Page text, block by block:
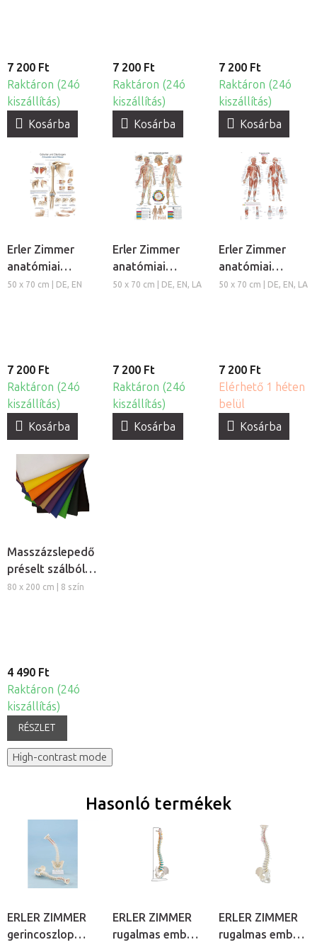
7 200 Ft
Raktáron (24ó
kiszállítás)
Kosárba
7 200 Ft
Raktáron (24ó
kiszállítás)
Kosárba
7 200 Ft
Raktáron (24ó
kiszállítás)
Kosárba
Erler Zimmer
anatómiai
poszter - Váll és
50 x 70 cm | DE, EN
7 200 Ft
Raktáron (24ó
kiszállítás)
Kosárba
Erler Zimmer
anatómiai
poszter - A test
50 x 70 cm | DE, EN, LA
7 200 Ft
Raktáron (24ó
kiszállítás)
Kosárba
Erler Zimmer
anatómiai
poszter - A test
50 x 70 cm | DE, EN, LA
7 200 Ft
Elérhető 1 héten
belül
Kosárba
Masszázslepedő
préselt szálból,
5db
80 x 200 cm | 8 szín
4 490 Ft
Raktáron (24ó
kiszállítás)
RÉSZLET
High-contrast mode
Hasonló termékek
ERLER ZIMMER
gerincoszlop
ERLER ZIMMER
rugalmas emberi
ERLER ZIMMER
rugalmas emberi